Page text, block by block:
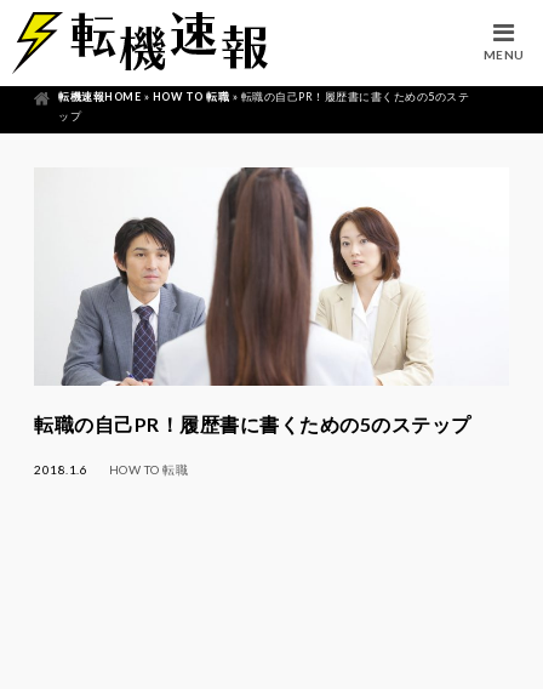
MENU
転機速報HOME » HOW TO 転職 » 転職の自己PR！履歴書に書くための5のステ
ップ
転職の自己PR！履歴書に書くための5のステップ
2018.1.6 HOW TO 転職